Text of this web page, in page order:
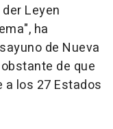
Leyen
ha
de Nueva
de que
los 27 Estados